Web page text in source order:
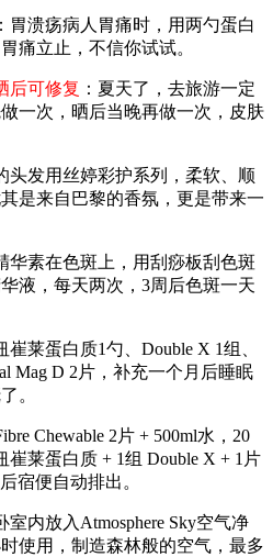
：胃溃疡病人胃痛时，用两勺蛋白
痛立止，不信你试试。
后可修复 ：夏天了，去旅游一定
一次，晒后当晚再做一次，皮肤
头发用丝婷彩护系列，柔软、顺
是来自巴黎的香氛，更是带来一
华素在色斑上，用刮痧板刮色斑
液，每天两次，3周后色斑一天
崔莱蛋白质1勺、Double X 1组、
Mag D 2片，补充一个月后睡眠
。
Chewable 2片 + 500ml水，20
莱蛋白质 + 1组 Double X + 1片
宿便自动排出。
室内放入Atmosphere Sky空气净
使用，制造森林般的空气，最多